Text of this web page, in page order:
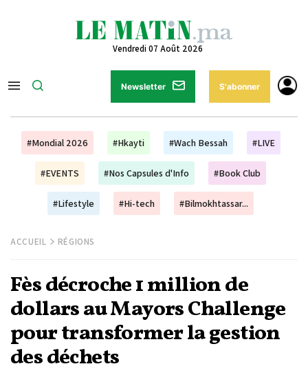
Vendredi 07 Août 2026
Newsletter S'abonner
#Mondial 2026 #Hkayti #Wach Bessah #LIVE
#EVENTS #Nos Capsules d'Info #Book Club
#Lifestyle #Hi-tech #Bilmokhtassar...
ACCUEIL RÉGIONS
Fès décroche 1 million de
dollars au Mayors Challenge
pour transformer la gestion
des déchets